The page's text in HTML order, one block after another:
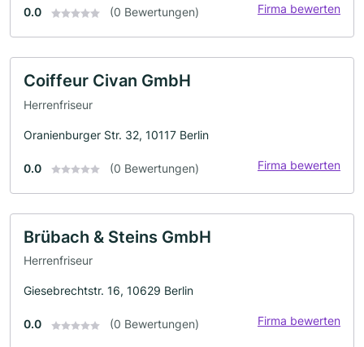
0.0 (0 Bewertungen) Firma bewerten
Coiffeur Civan GmbH
Herrenfriseur
Oranienburger Str. 32, 10117 Berlin
0.0 (0 Bewertungen) Firma bewerten
Brübach & Steins GmbH
Herrenfriseur
Giesebrechtstr. 16, 10629 Berlin
0.0 (0 Bewertungen) Firma bewerten